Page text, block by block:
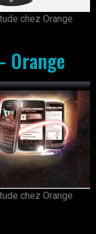
chez Orange
Orange
chez Orange